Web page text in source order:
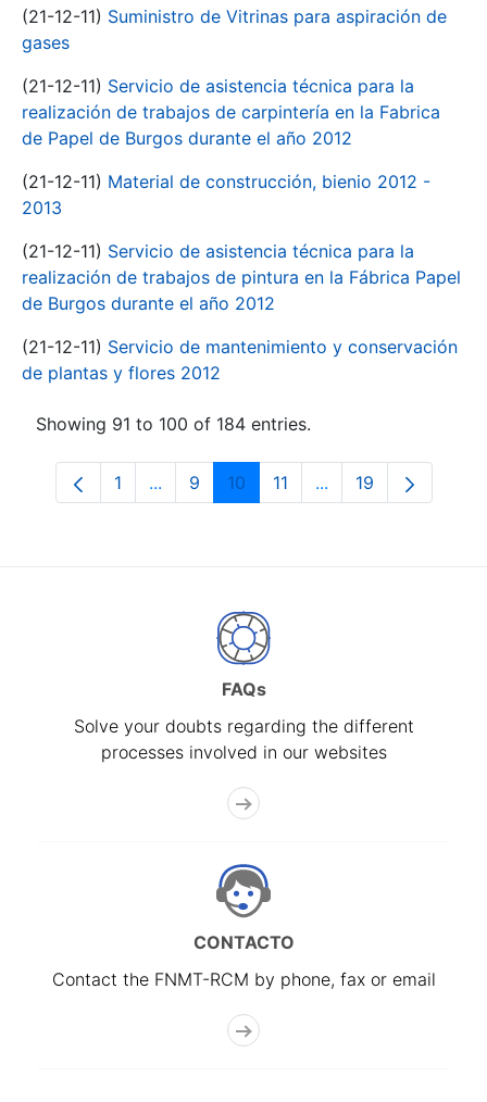
(21-12-11) Suministro de Vitrinas para aspiración de
gases
(21-12-11) Servicio de asistencia técnica para la
realización de trabajos de carpintería en la Fabrica
de Papel de Burgos durante el año 2012
(21-12-11) Material de construcción, bienio 2012 -
2013
(21-12-11) Servicio de asistencia técnica para la
realización de trabajos de pintura en la Fábrica Papel
de Burgos durante el año 2012
(21-12-11) Servicio de mantenimiento y conservación
de plantas y flores 2012
Showing 91 to 100 of 184 entries.
Page
1 ...Intermediate Pages Use TAB to
Page
9 Page
10 Page
11 ...Intermediate Pages
Page
19
FAQs
Solve your doubts regarding the different
processes involved in our websites
CONTACTO
Contact the FNMT-RCM by phone, fax or email